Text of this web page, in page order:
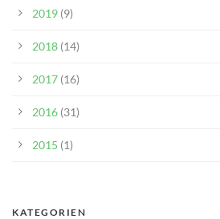
2019 (9)
2018 (14)
2017 (16)
2016 (31)
2015 (1)
KATEGORIEN